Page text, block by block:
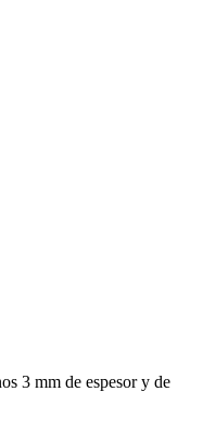
3 mm de espesor y de